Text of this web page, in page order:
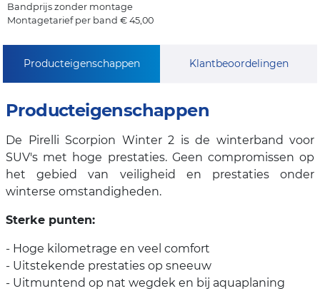
Bandprijs zonder montage
Montagetarief per band € 45,00
Producteigenschappen Klantbeoordelingen
Producteigenschappen
De Pirelli Scorpion Winter 2 is de winterband voor
SUV's met hoge prestaties. Geen compromissen op
het gebied van veiligheid en prestaties onder
winterse omstandigheden.
Sterke punten:
- Hoge kilometrage en veel comfort
- Uitstekende prestaties op sneeuw
- Uitmuntend op nat wegdek en bij aquaplaning